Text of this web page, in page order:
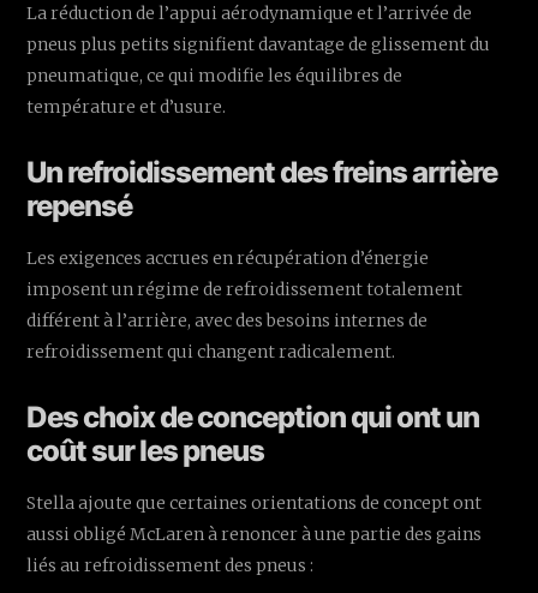
La réduction de l’appui aérodynamique et l’arrivée de
pneus plus petits signifient davantage de glissement du
pneumatique, ce qui modifie les équilibres de
température et d’usure.
Un refroidissement des freins arrière
repensé
Les exigences accrues en récupération d’énergie
imposent un régime de refroidissement totalement
différent à l’arrière, avec des besoins internes de
refroidissement qui changent radicalement.
Des choix de conception qui ont un
coût sur les pneus
Stella ajoute que certaines orientations de concept ont
aussi obligé McLaren à renoncer à une partie des gains
liés au refroidissement des pneus :